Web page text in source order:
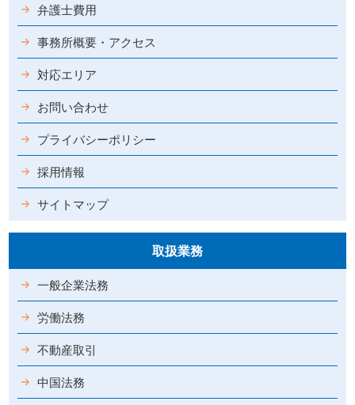
弁護士費用
事務所概要・アクセス
対応エリア
お問い合わせ
プライバシーポリシー
採用情報
サイトマップ
取扱業務
一般企業法務
労働法務
不動産取引
中国法務